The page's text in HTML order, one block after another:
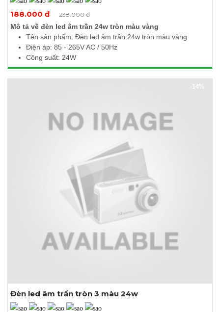
Xem thêm ảnh
188.000 đ 238.000 đ
Mô tả về đèn led âm trần 24w tròn màu vàng
Tên sản phẩm: Đèn led âm trần 24w tròn màu vàng
Điện áp: 85 - 265V AC / 50Hz
Công suất: 24W
Quang thông: 2300lm
Nhiệt độ màu: 3000 - 3500K
-14%
Đèn led âm trần tròn 3 màu 24w